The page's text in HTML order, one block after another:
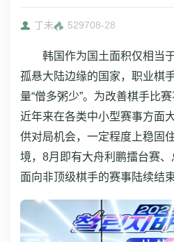
丁未 529708-28
韩国作为国土面积仅相当
孤悬大陆边缘的国家，职业棋
量“僧多粥少”。为改善棋手比
近年来在各类中小型赛事方面
供对局机会，一定程度上稳固
境，8月即有大舟利鹏擂台赛
面向非顶级棋手的赛事陆续结束